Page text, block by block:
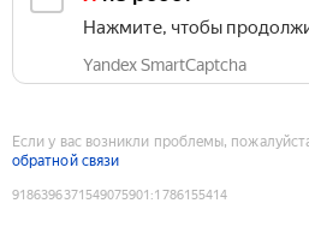
Нажмите, чтобы
Yandex SmartCaptcha
Если у вас возникли проблемы,
обратной связи
9186396371549075901 :1786155414